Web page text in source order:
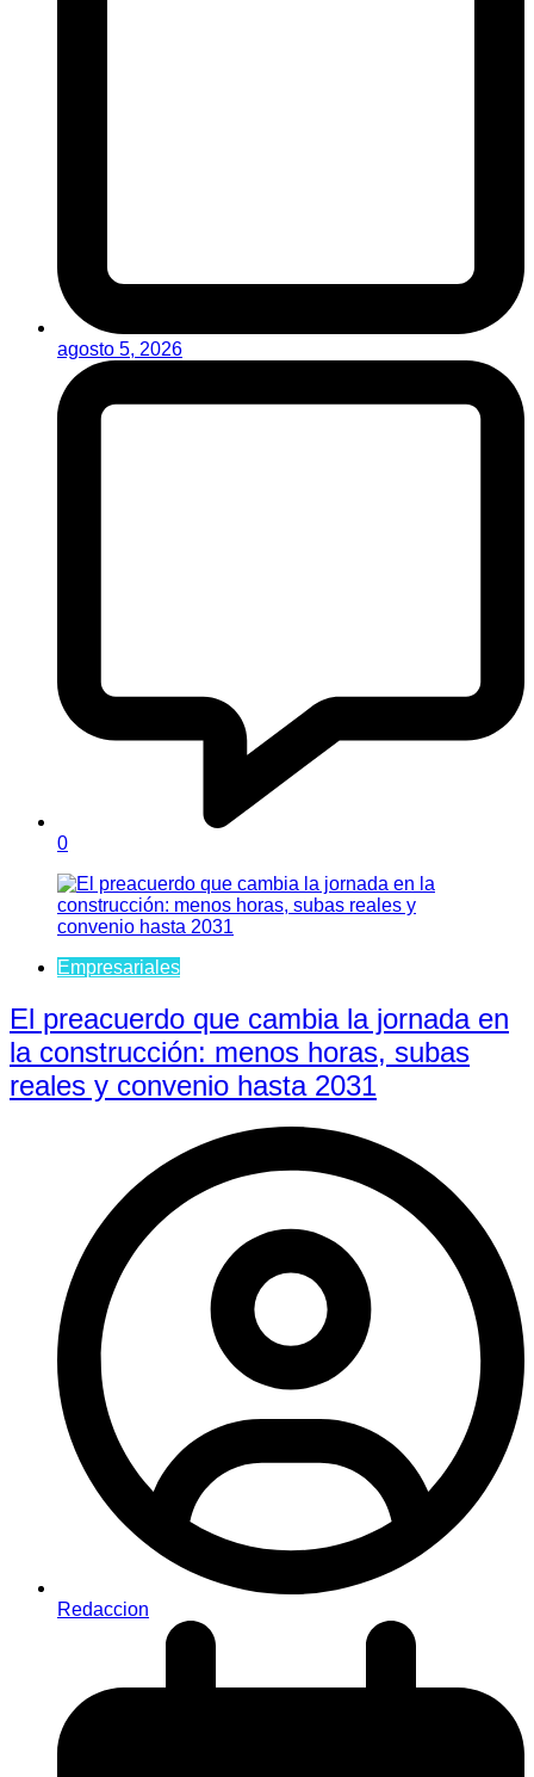
agosto 5, 2026
0
Empresariales
El preacuerdo que cambia la jornada en
la construcción: menos horas, subas
reales y convenio hasta 2031
Redaccion